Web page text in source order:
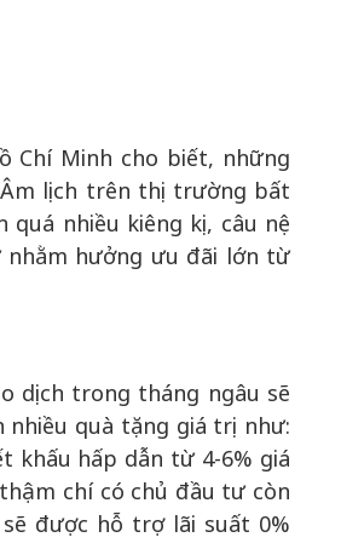
Chí Minh cho biết, những
lịch trên thị trường bất
quá nhiều kiêng kị, câu nệ
hưởng ưu đãi lớn từ
dịch trong tháng ngâu sẽ
nhiều quà tặng giá trị như:
khấu hấp dẫn từ 4-6% giá
chí có chủ đầu tư còn
được hỗ trợ lãi suất 0%
Nam gia
Khơi
lực văn hóa,
vị thế kiến
50 năm Việt
nhập
nguồn nội lực,
triển